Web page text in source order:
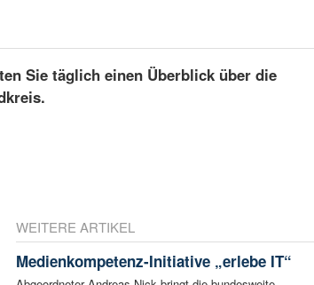
Sie täglich einen Überblick über die
WEITERE ARTIKEL
Medienkompetenz-Initiative „erlebe IT“